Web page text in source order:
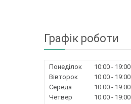
Графік роботи
Понеділок 10:00
19:00
Вівторок
10:00
19:00
Середа
10:00
19:00
Четвер
10:00
19:00